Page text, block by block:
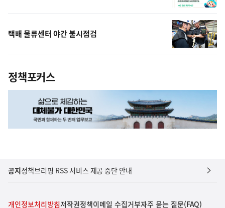
택배 물류센터 야간 불시점검
정책포커스
공지정책브리핑 RSS 서비스 제공 중단 안내
개인정보처리방침저작권정책이메일 수집거부자주 묻는 질문(FAQ)